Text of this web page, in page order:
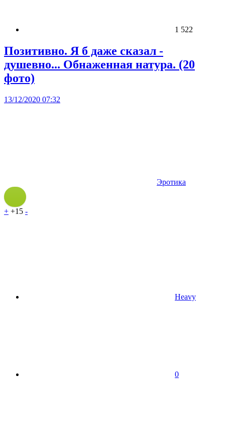
1 522
Позитивно. Я б даже сказал -
душевно... Обнаженная натура. (20
фото)
13/12/2020 07:32
Эротика
+ +15 -
Heavy
0